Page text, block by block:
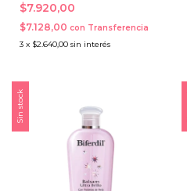
$7.920,00
$7.128,00 con Transferencia
3 x $2.640,00 sin interés
Sin stock